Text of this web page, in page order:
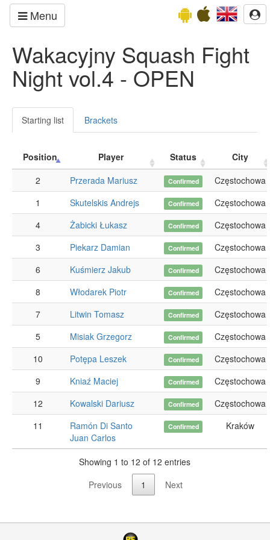
Menu
Wakacyjny Squash Fight
Night vol.4 - OPEN
Starting list Brackets
Position Player Status
City
2
Przerada Mariusz Confirmed
Częstochowa
1
Skutelskis Andrejs Confirmed
Częstochowa
4
Żabicki Łukasz Confirmed
Częstochowa
3
Piekarz Damian Confirmed
Częstochowa
6
Kuśmierz Jakub Confirmed
Częstochowa
8
Włodarek Piotr Confirmed
Częstochowa
7
Litwin Tomasz Confirmed
Częstochowa
5
Misiak Grzegorz Confirmed
Częstochowa
10
Potępa Leszek Confirmed
Częstochowa
9
Kniaź Maciej Confirmed
Częstochowa
12
Kowalski Dariusz Confirmed
Częstochowa
11
Ramón Di Santo
Juan Carlos
Confirmed Kraków
Showing 1 to 12 of 12 entries
Previous
1 Next